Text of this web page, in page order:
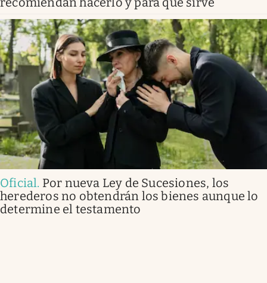
Oficial. Por nueva Ley de Sucesiones, los
herederos no obtendrán los bienes aunque lo
determine el testamento